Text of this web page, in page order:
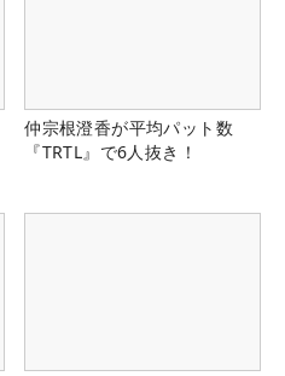
仲宗根澄香が平均パット数
『TRTL』で6人抜き！